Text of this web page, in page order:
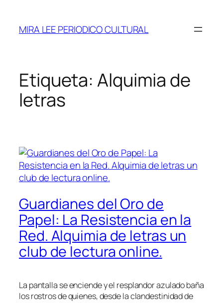
contenido
MIRA LEE PERIODICO CULTURAL
Etiqueta: Alquimia de
letras
Guardianes del Oro de
Papel: La Resistencia en la
Red. Alquimia de letras un
club de lectura online.
La pantalla se enciende y el resplandor azulado baña
los rostros de quienes, desde la clandestinidad de